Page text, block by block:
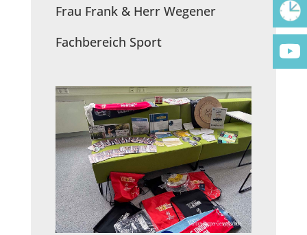
Frau Frank & Herr Wegener
Fachbereich Sport